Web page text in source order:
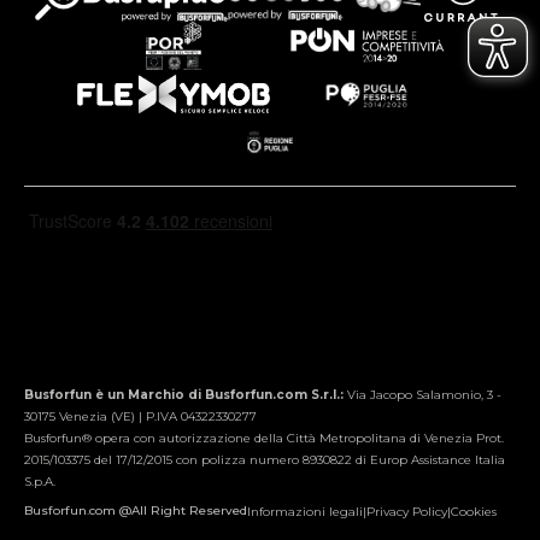
Busforfun è un Marchio di Busforfun.com S.r.l.: Via Jacopo Salamonio, 3 -
30175 Venezia (VE) | P.IVA 04322330277
Busforfun® opera con autorizzazione della Città Metropolitana di Venezia Prot.
2015/103375 del 17/12/2015 con polizza numero 8930822 di Europ Assistance Italia
S.p.A.
Busforfun.com @All Right ReservedInformazioni legali|Privacy Policy|Cookies